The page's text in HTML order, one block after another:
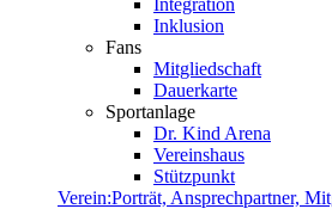
Integration
Inklusion
Fans
Mitgliedschaft
Dauerkarte
Sportanlage
Dr. Kind Arena
Vereinshaus
Stützpunkt
Verein:Porträt, Ansprechpartner,